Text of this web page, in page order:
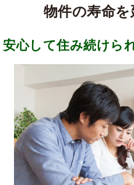
物件の寿命
安心して住み続けら